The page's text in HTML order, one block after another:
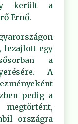
került a
Ernő.
lezajlott egy
a
A
pedig a
országra